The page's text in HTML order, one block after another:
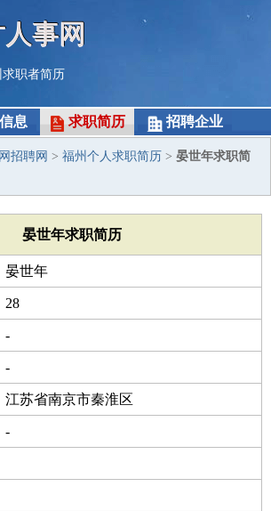
事网
求职者简历
息 求职简历 招聘企业
招聘网 > 福州个人求职简历 > 晏世年求职简
晏世年求职简历
晏世年
男
28
1998-09-07
-
初中
-
惠安第四中学
江苏省南京市秦淮区
-
-